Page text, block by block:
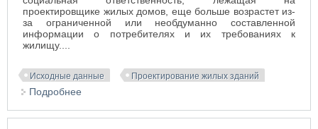
проектировщике жилых домов, еще больше возрастет из-
за ограниченной или необдуманно составленной
информации о потребителях и их требованиях к
жилищу....
Исходные данные Проектирование жилых зданий
Подробнее